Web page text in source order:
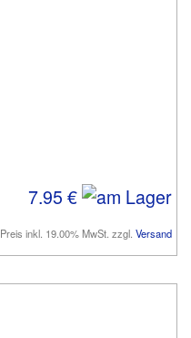
7.95 €
Preis inkl. 19.00% MwSt. zzgl. Versand